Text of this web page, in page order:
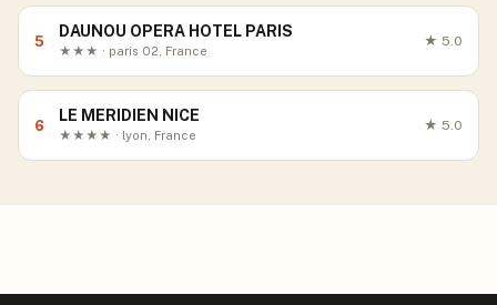
5
DAUNOU OPERA HOTEL PARIS
★★★ · paris 02, France
★ 5.0
6
LE MERIDIEN NICE
★★★★ · lyon, France
★ 5.0